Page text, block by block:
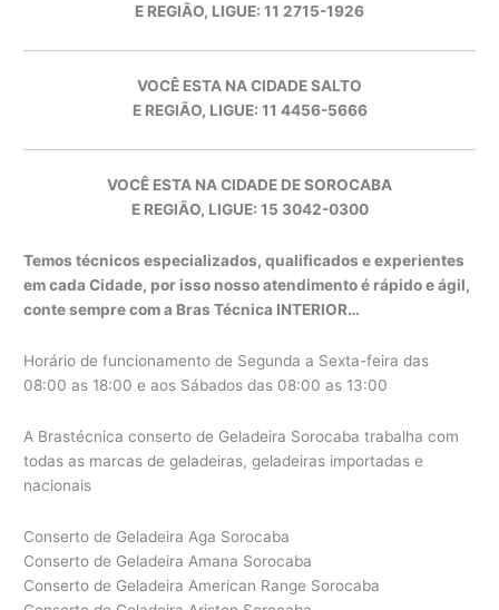
E REGIÃO, LIGUE: 11 2715-1926
VOCÊ ESTA NA CIDADE SALTO
E REGIÃO, LIGUE: 11 4456-5666
VOCÊ ESTA NA CIDADE DE SOROCABA
E REGIÃO, LIGUE: 15 3042-0300
Temos técnicos especializados, qualificados e experientes
em cada Cidade, por isso nosso atendimento é rápido e ágil,
conte sempre com a Bras Técnica INTERIOR…
Horário de funcionamento de Segunda a Sexta-feira das
08:00 as 18:00 e aos Sábados das 08:00 as 13:00
A Brastécnica conserto de Geladeira Sorocaba trabalha com
todas as marcas de geladeiras, geladeiras importadas e
nacionais
Conserto de Geladeira Aga Sorocaba
Conserto de Geladeira Amana Sorocaba
Conserto de Geladeira American Range Sorocaba